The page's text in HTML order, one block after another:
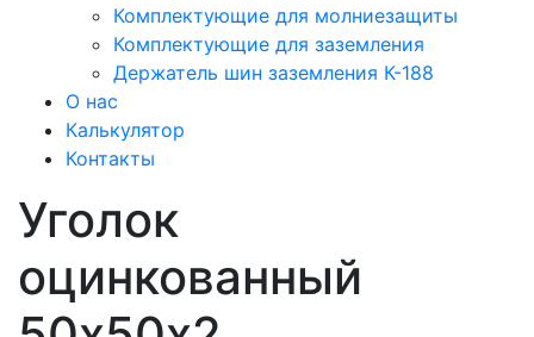
Комплектующие для молниезащиты
Комплектующие для заземления
Держатель шин заземления К-188
О нас
Калькулятор
Контакты
Уголок
оцинкованный